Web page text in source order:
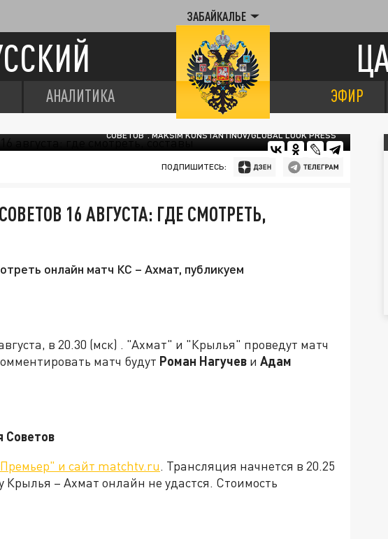
ЗАБАЙКАЛЬЕ
АНАЛИТИКА ЭФИР
СОВЕТОВ". MAKSIM KONSTANTINOV/GLOBAL LOOK PRESS
ПОДПИШИТЕСЬ:
16 АВГУСТА: ГДЕ СМОТРЕТЬ,
онлайн матч КС – Ахмат, публикуем
в 20.30 (мск) . "Ахмат" и "Крылья" проведут матч
матч будут Роман Нагучев и Адам
Советов
и сайт matchtv.ru. Трансляция начнется в 20.25
Крылья – Ахмат онлайн не удастся. Стоимость